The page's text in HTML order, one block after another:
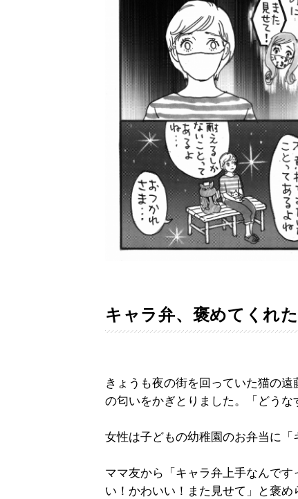
キャラ弁、褒めてくれ
きょうも夜の街を回っていた猫の
の匂いをかぎとりました。「どうな
女性は子どもの幼稚園のお弁当に「
ママ友から「キャラ弁上手なんで
い！かわいい！また見せて」と褒め